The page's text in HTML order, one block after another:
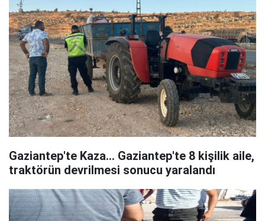
Gaziantep'te Kaza... Gaziantep'te 8 kişilik aile,
traktörün devrilmesi sonucu yaralandı